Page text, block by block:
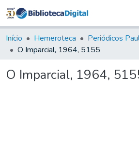
&
Coleções
Tudo na
Digital
Início Hemeroteca Periódicos
O Imparcial, 1964, 5155
O Imparcial, 1964,